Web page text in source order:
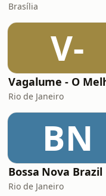
Brasília
V-
Rio de Janeiro
BN
Bossa Nova Brazil
Rio de Janeiro